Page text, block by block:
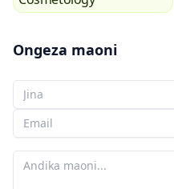
Ongeza maoni
Jina lako
Barua pepe yako
Maoni yako